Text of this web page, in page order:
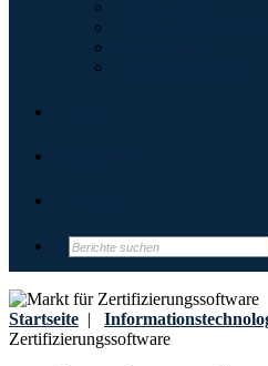
Startseite |
Zertifizierungssoftware